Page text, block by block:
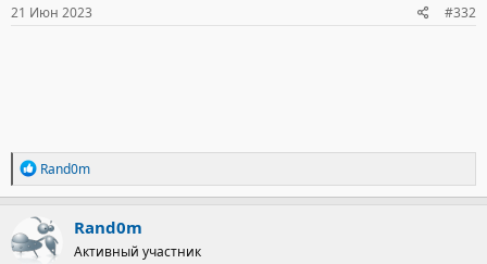
21 Июн 2023 #332
Р
е
а
к
ц
и
Rand0m
Rand0m
Активный участник